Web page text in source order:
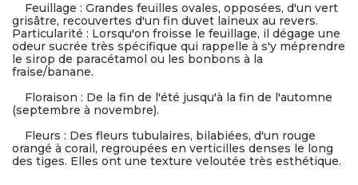
Feuillage : Grandes feuilles ovales, opposées, d'un vert
grisâtre, recouvertes d'un fin duvet laineux au revers.
Particularité : Lorsqu'on froisse le feuillage, il dégage une
odeur sucrée très spécifique qui rappelle à s'y méprendre
le sirop de paracétamol ou les bonbons à la
fraise/banane.
Floraison : De la fin de l'été jusqu'à la fin de l'automne
(septembre à novembre).
Fleurs : Des fleurs tubulaires, bilabiées, d'un rouge
orangé à corail, regroupées en verticilles denses le long
des tiges. Elles ont une texture veloutée très esthétique.